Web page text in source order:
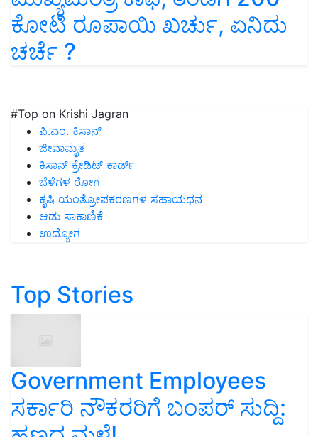
ಕೋಟಿ ರೂಪಾಯಿ ಖರ್ಚು, ಏನಿದು
ಚರ್ಚೆ ?
#Top on Krishi Jagran
ಪಿ.ಎಂ. ಕಿಸಾನ್
ಜೀವಾಮೃತ
ಕಿಸಾನ್ ಕ್ರೇಡಿಟ್ ಕಾರ್ಡ್
ಬೆಳೆಗಳ ರೋಗ
ಕೃಷಿ ಯಂತ್ರೋಪಕರಣಗಳ ಸಹಾಯಧನ
ಆಡು ಸಾಕಾಣಿಕೆ
ಉದ್ಯೋಗ
Top Stories
Government Employees
ಸರ್ಕಾರಿ ನೌಕರರಿಗೆ ಬಂಪರ್‌ ಸುದ್ದಿ: